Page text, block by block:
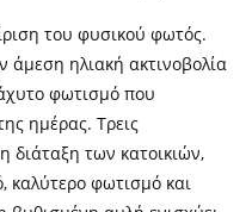
του φυσικού φωτός.
άμεση ηλιακή ακτινοβολία
φωτισμό που
ημέρας. Τρεις
διάταξη των κατοικιών,
καλύτερο φωτισμό και